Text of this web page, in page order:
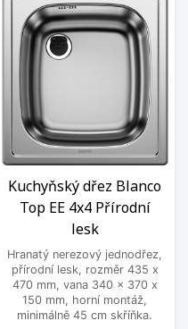
Kuchyňský dřez Blanco
Top EE 4x4 Přírodní
lesk
Hranatý nerezový jednodřez,
přírodní lesk, rozměr 435 x
470 mm, vana 340 x 370 x
150 mm, horní montáž,
minimálně 45 cm skříňka.